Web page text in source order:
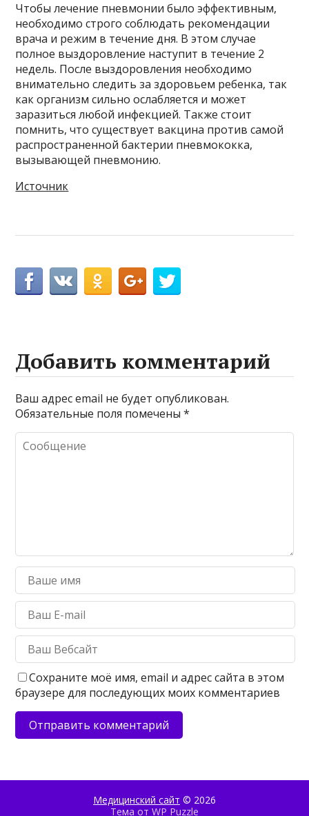
Чтобы лечение пневмонии было эффективным,
необходимо строго соблюдать рекомендации
врача и режим в течение дня. В этом случае
полное выздоровление наступит в течение 2
недель. После выздоровления необходимо
внимательно следить за здоровьем ребенка, так
как организм сильно ослабляется и может
заразиться любой инфекцией. Также стоит
помнить, что существует вакцина против самой
распространенной бактерии пневмококка,
вызывающей пневмонию.
Источник
Добавить комментарий
Ваш адрес email не будет опубликован.
Обязательные поля помечены*
Сохраните моё имя, email и адрес сайта в этом
браузере для последующих моих комментариев
Медицинский сайт © 2026
Тема от WP Puzzle